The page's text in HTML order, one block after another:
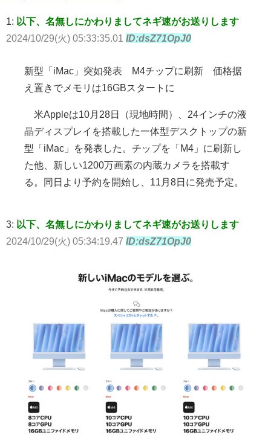
1: 以下、名無しにかわりましてネギ速がお送りします
2024/10/29(火) 05:33:35.01 ID:dsZ71OpJ0
新型「iMac」突如発表 M4チップに刷新 価格据
え置きでメモリは16GBスタートに
米Appleは10月28日（現地時間）、24インチの液
晶ディスプレイを搭載した一体型デスクトップの新
型「iMac」を発表した。チップを「M4」に刷新し
た他、新しい1200万画素の内蔵カメラを搭載す
る。同日より予約を開始し、11月8日に発売予定。
3: 以下、名無しにかわりましてネギ速がお送りします
2024/10/29(火) 05:34:19.47 ID:dsZ71OpJ0